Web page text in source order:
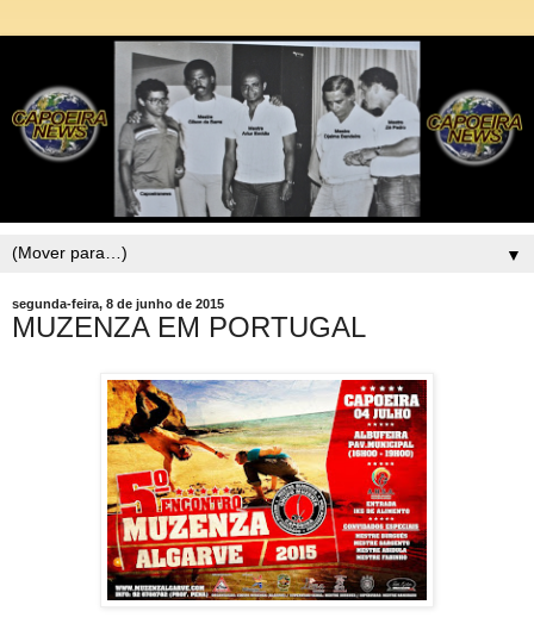
▼
segunda-feira, 8 de junho de 2015
MUZENZA EM PORTUGAL